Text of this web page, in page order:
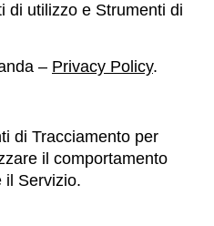
di utilizzo e Strumenti di
– Privacy Policy.
di Tracciamento per
il comportamento
il Servizio.